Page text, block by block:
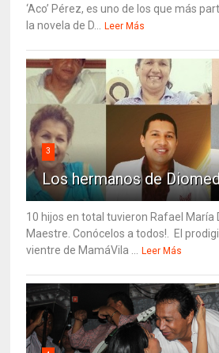
‘Aco’ Pérez, es uno de los que más
la novela de D...
Leer Más
3
Los hermanos de
10 hijos en total tuvieron Rafael María
Maestre. Conócelos a todos!. El
vientre de MamáVila ...
Leer Más